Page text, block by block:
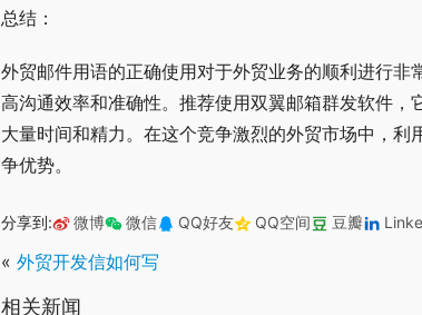
总结：
外贸邮件用语的正确使用对于外贸业务的顺利进行
高沟通效率和准确性。推荐使用双翼邮箱群发软件
大量时间和精力。在这个竞争激烈的外贸市场中，
争优势。
分享到: 微博 微信 QQ好友 QQ空间 豆瓣
« 外贸开发信如何写
相关新闻